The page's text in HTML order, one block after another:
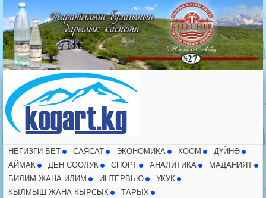
НЕГИЗГИ БЕТ CАЯСАТ ЭКОНОМИКА КООМ
ДҮЙНӨ
АЙМАК
ДЕН СООЛУК СПОРТ АНАЛИТИКА
МАДАНИЯТ
БИЛИМ ЖАНА ИЛИМ
ИНТЕРВЬЮ
УКУК
КЫЛМЫШ ЖАНА КЫРСЫК
ТАРЫХ